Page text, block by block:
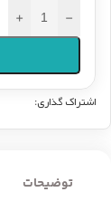
-
+
اشتراک گذاری:
توضیحات